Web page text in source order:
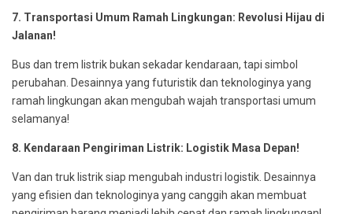
7. Transportasi Umum Ramah Lingkungan: Revolusi Hijau di
Jalanan!
Bus dan trem listrik bukan sekadar kendaraan, tapi simbol
perubahan. Desainnya yang futuristik dan teknologinya yang
ramah lingkungan akan mengubah wajah transportasi umum
selamanya!
8. Kendaraan Pengiriman Listrik: Logistik Masa Depan!
Van dan truk listrik siap mengubah industri logistik. Desainnya
yang efisien dan teknologinya yang canggih akan membuat